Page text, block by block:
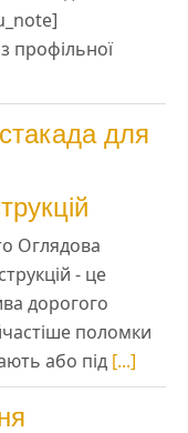
профільної
для
Оглядова
- це
дорогого
поломки
або під [...]